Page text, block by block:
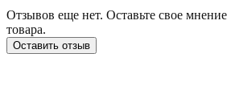
Отзывов еще нет. Оставьте свое
товара.
Оставить отзыв